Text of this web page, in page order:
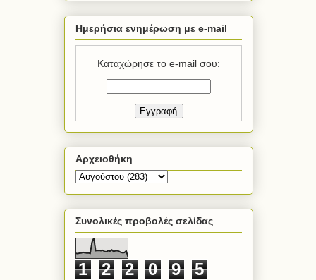
Ημερήσια ενημέρωση με e-mail
Καταχώρησε το e-mail σου:
Αρχειοθήκη
Συνολικές προβολές σελίδας
1 2 2 0 9
5